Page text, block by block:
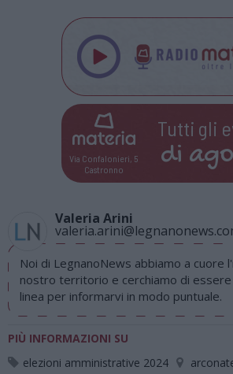
Via Confalonieri, 5
Castronno
Tutti gli
di
Valeria Arini
Noi di LegnanoNews abbiamo a cuore
nostro territorio e cerchiamo di
linea per informarvi in modo puntuale.
PIÙ INFORMAZIONI SU
elezioni amministrative 2024